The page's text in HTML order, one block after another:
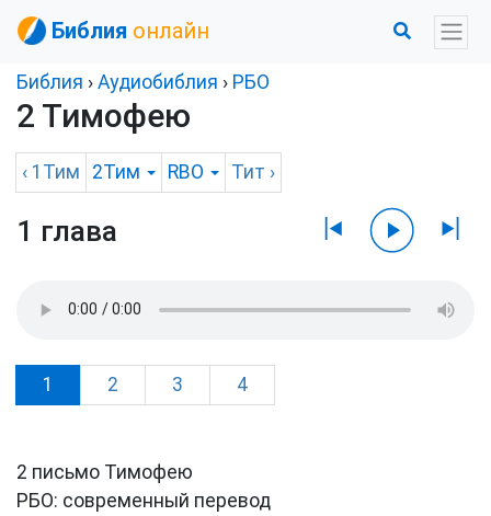
Библия онлайн
Библия › Аудиобиблия › РБО
2 Тимофею
‹ 1Тим 2Тим RBO Тит ›
1 глава
1 2 3 4
2 письмо Тимофею
РБО: современный перевод